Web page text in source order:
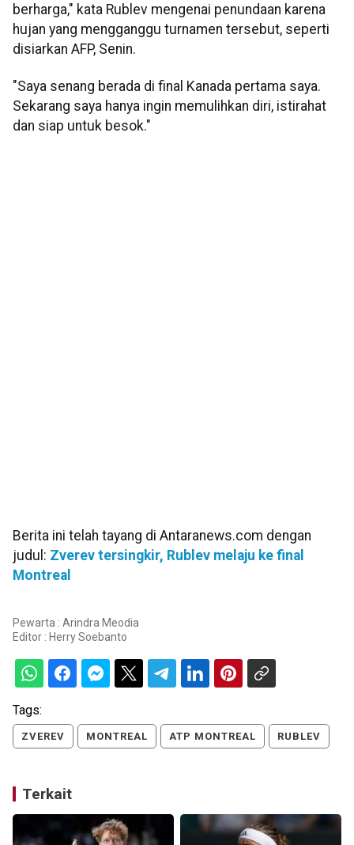
berharga," kata Rublev mengenai penundaan karena
hujan yang mengganggu turnamen tersebut, seperti
disiarkan AFP, Senin.
"Saya senang berada di final Kanada pertama saya.
Sekarang saya hanya ingin memulihkan diri, istirahat
dan siap untuk besok."
Berita ini telah tayang di Antaranews.com dengan
judul: Zverev tersingkir, Rublev melaju ke final
Montreal
Pewarta : Arindra Meodia
Editor : Herry Soebanto
Tags:
ZVEREV MONTREAL ATP MONTREAL RUBLEV
Terkait